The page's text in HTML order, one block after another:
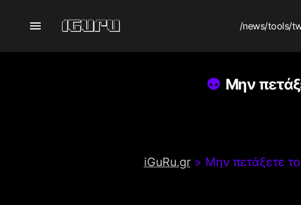
/news/tools/
Μην
iGuRu.gr> Μην πετάξετε